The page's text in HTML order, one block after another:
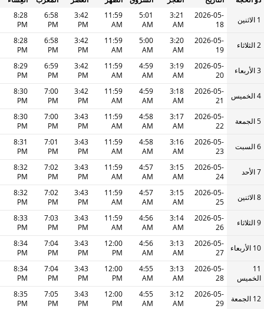
1 الاثنين
2026-05-
18
3:21
AM
5:01
AM
11:59
AM
3:42
PM
6:58
PM
8:28
PM
2 الثلاثاء
2026-05-
19
3:20
AM
5:00
AM
11:59
AM
3:42
PM
6:58
PM
8:28
PM
3 الأربعاء
2026-05-
20
3:19
AM
4:59
AM
11:59
AM
3:42
PM
6:59
PM
8:29
PM
4 الخميس
2026-05-
21
3:18
AM
4:59
AM
11:59
AM
3:42
PM
7:00
PM
8:30
PM
5 الجمعة
2026-05-
22
3:17
AM
4:58
AM
11:59
AM
3:43
PM
7:00
PM
8:30
PM
6 السبت
2026-05-
23
3:16
AM
4:58
AM
11:59
AM
3:43
PM
7:01
PM
8:31
PM
7 الأحد
2026-05-
24
3:15
AM
4:57
AM
11:59
AM
3:43
PM
7:02
PM
8:32
PM
8 الاثنين
2026-05-
25
3:15
AM
4:57
AM
11:59
AM
3:43
PM
7:02
PM
8:32
PM
9 الثلاثاء
2026-05-
26
3:14
AM
4:56
AM
11:59
AM
3:43
PM
7:03
PM
8:33
PM
10 الأربعاء
2026-05-
27
3:13
AM
4:56
AM
12:00
PM
3:43
PM
7:04
PM
8:34
PM
11
الخميس
2026-05-
28
3:13
AM
4:55
AM
12:00
PM
3:43
PM
7:04
PM
8:34
PM
12 الجمعة
2026-05-
29
3:12
AM
4:55
AM
12:00
PM
3:43
PM
7:05
PM
8:35
PM